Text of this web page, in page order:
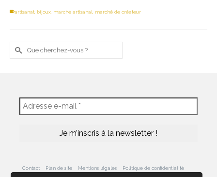
artisanat, bijoux, marché artisanal, marché de créateur
Rechercher :
Contact Plan de site Mentions légales Politique de confidentialité